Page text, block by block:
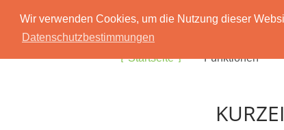
Wir verwenden Cookies, um die Nutzung dieser
Datenschutzbestimmungen
Startseite Funktionen